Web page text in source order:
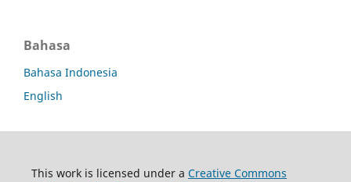
Bahasa
Bahasa Indonesia
English
This work is licensed under a Creative Commons